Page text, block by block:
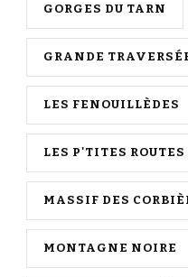
GORGES DU TARN
GRANDE
LES FENOUILLÈDES
LES P'TITES
MASSIF DES
MONTAGNE NOIRE